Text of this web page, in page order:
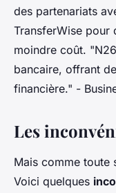
des partenariats
TransferWise pour
moindre coût.
bancaire, offrant
financière." -
Les
Mais comme toute
Voici quelques